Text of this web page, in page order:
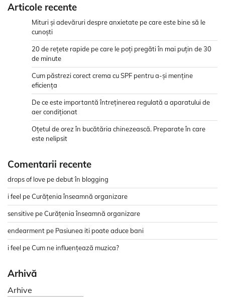
Articole recente
Mituri și adevăruri despre anxietate pe care este bine să le
cunoști
20 de rețete rapide pe care le poți pregăti în mai puțin de 30
de minute
Cum păstrezi corect crema cu SPF pentru a-și menține
eficiența
De ce este importantă întreținerea regulată a aparatului de
aer condiționat
Oțetul de orez în bucătăria chinezească. Preparate în care
este nelipsit
Comentarii recente
drops of love pedebut în blogging
i feel peCurățenia înseamnă organizare
sensitive peCurățenia înseamnă organizare
endearment pe Pasiunea iti poate aduce bani
i feel peCum ne influențează muzica?
Arhivă
Arhive